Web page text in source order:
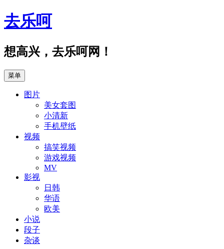
跳
至
文
去乐呵
想高兴，去乐呵网！
菜单
图片
美女套图
小清新
手机壁纸
视频
搞笑视频
游戏视频
MV
影视
日韩
华语
欧美
小说
段子
杂谈